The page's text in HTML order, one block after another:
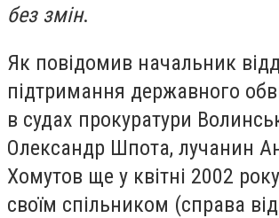
без змін.
Як повідомив начальник
підтримання державного
в судах прокуратури
Олександр Шпота, лучанин
Хомутов ще у квітні 2002
своїм спільником (справа